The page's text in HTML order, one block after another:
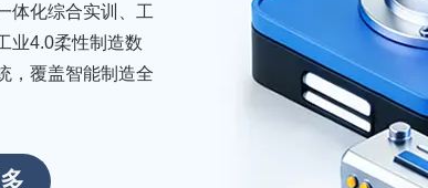
骏马疾驰
启新程！
体化综合实训、工
业4.0柔性制造数
，覆盖智能制造全